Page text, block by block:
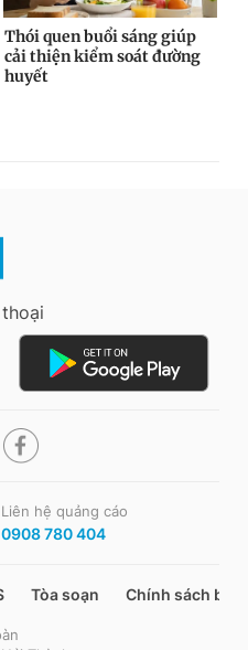
Liên hệ quảng cáo
0908 780 404
Tòa soạn Chính sách bảo